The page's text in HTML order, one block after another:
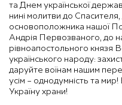
та Днем української
нині молитви до
основоположника нашої
Андрія Первозваного, до
рівноапостольного князя
українського народу:
даруйте воїнам нашим
усім – однодумність та
Україну храни!